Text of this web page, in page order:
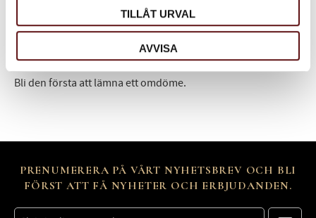
TILLÅT URVAL
AVVISA
Bli den första att lämna ett omdöme.
PRENUMERERA PÅ VÅRT NYHETSBREV OCH BLI
FÖRST ATT FÅ NYHETER OCH ERBJUDANDEN.